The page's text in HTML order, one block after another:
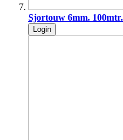
Sjortouw 6mm. 100mtr.
Login